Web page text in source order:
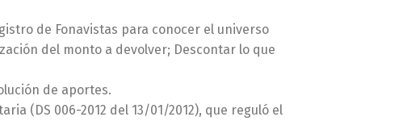
de Fonavistas para conocer el universo
del monto a devolver; Descontar lo que
de aportes.
(DS 006-2012 del 13/01/2012), que reguló el